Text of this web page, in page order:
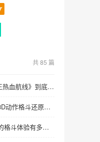
共 85 篇
上线登顶IOS免费榜，这款《航海王热血航线》到底有啥魔力？
《航海王热血航线》试玩初体验，3D动作格斗还原最初的海贼情怀
不止是漫改，《航海王热血航线》的格斗体验有多爽快？